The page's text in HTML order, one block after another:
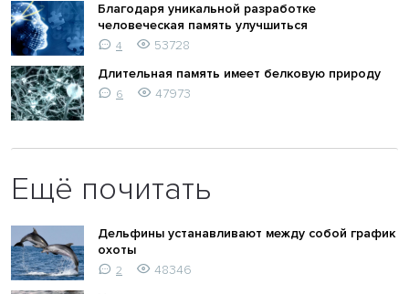
Благодаря уникальной разработке
человеческая память улучшиться
4
53728
Длительная память имеет белковую природу
6 47973
Ещё почитать
Дельфины устанавливают между собой график
охоты
2
48346